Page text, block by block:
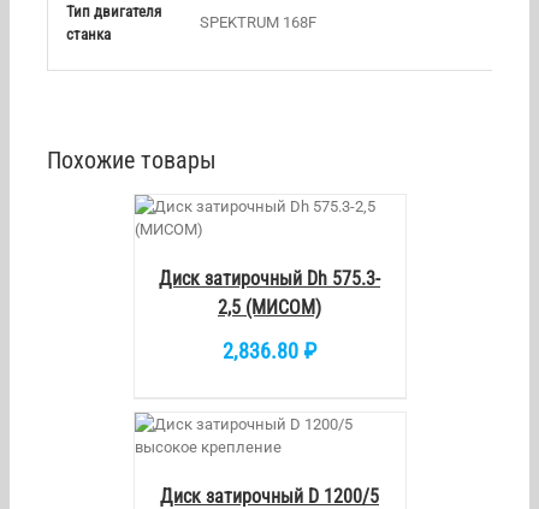
Тип двигателя
станка
SPEKTRUM 168F
Похожие товары
Диск затирочный Dh 575.3-
2,5 (МИСОМ)
2,836.80 ₽
Диск затирочный D 1200/5